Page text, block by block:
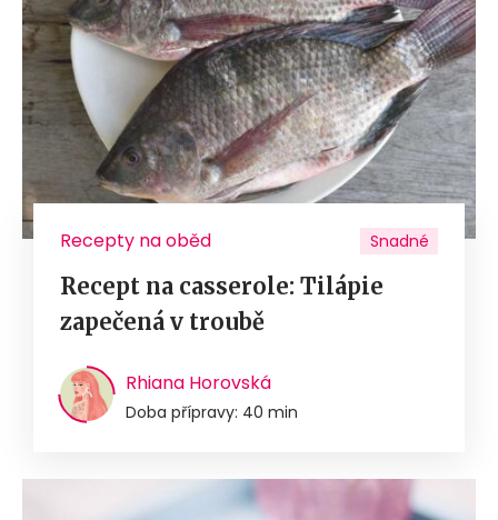
Recepty na oběd Snadné
Recept na casserole: Tilápie
zapečená v troubě
Rhiana Horovská
Doba přípravy: 40 min